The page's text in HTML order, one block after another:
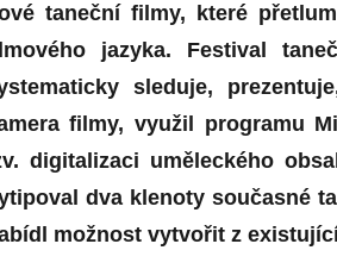
taneční filmy, které
jazyka. Festival
sleduje,
filmy, využil programu
digitalizaci uměleckého
dva klenoty současné
možnost vytvořit z